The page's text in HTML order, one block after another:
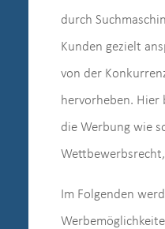
durch
Kunden gezielt
von der
hervorheben. Hier
die Werbung wie
Im Folgenden